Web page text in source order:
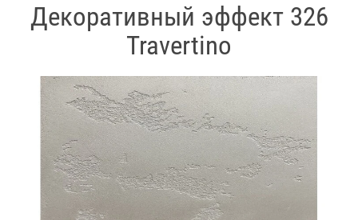
Декоративный эффект 326
Travertino